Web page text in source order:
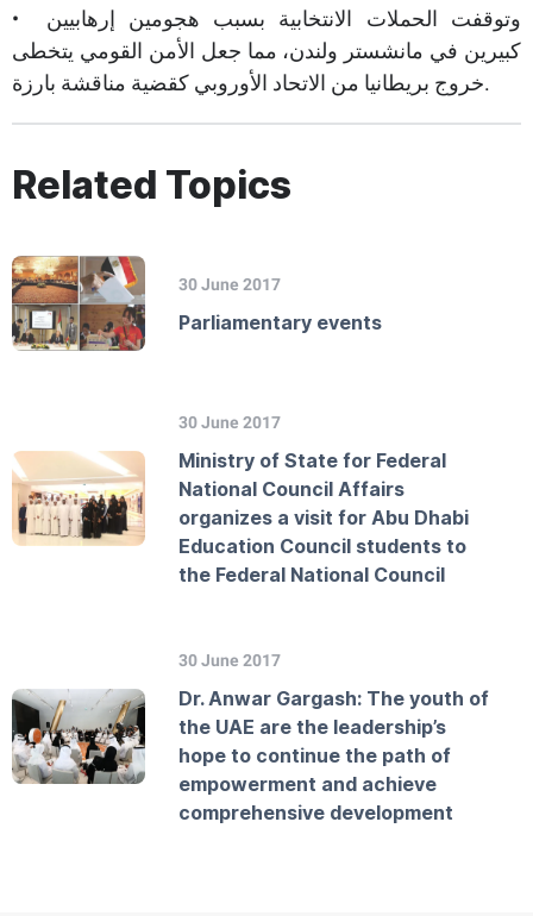
• وتوقفت الحملات الانتخابية بسبب هجومين إرهابيين
كبيرين في مانشستر ولندن، مما جعل الأمن القومي يتخطى
خروج بريطانيا من الاتحاد الأوروبي كقضية مناقشة بارزة.
Related Topics
30 June 2017
Parliamentary events
30 June 2017
Ministry of State for Federal
National Council Affairs
organizes a visit for Abu Dhabi
Education Council students to
the Federal National Council
30 June 2017
Dr. Anwar Gargash: The youth of
the UAE are the leadership’s
hope to continue the path of
empowerment and achieve
comprehensive development